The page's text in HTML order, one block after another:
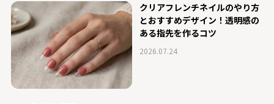
クリアフレンチネイルのやり方
とおすすめデザイン！透明感の
ある指先を作るコツ
2026.07.24